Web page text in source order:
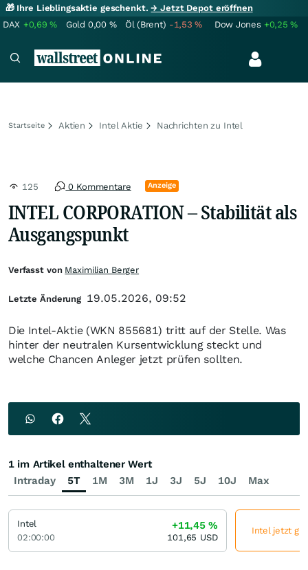
🎁 Ihre Lieblingsaktie geschenkt.→ Jetzt Depot eröffnen
DAX +0,69% Gold 0,00 % Öl (Brent) -1,53% Dow Jones +0,25%
Startseite Aktien Intel Aktie Nachrichten zu Intel
125 0 Kommentare Anzeige
INTEL CORPORATION – Stabilität als
Ausgangspunkt
Die Intel-Aktie (WKN 855681) tritt auf der Stelle. Was
hinter der neutralen Kursentwicklung steckt und
welche Chancen Anleger jetzt prüfen sollten.
Verfasst von Maximilian Berger
Letzte Änderung 19.05.2026, 09:52
Intraday 5T 1M 3M 1J 3J 5J 10J Max
1 im Artikel enthaltener Wert
Intel
02:00:00
+11,45%
101,65 USD
Intel jetzt